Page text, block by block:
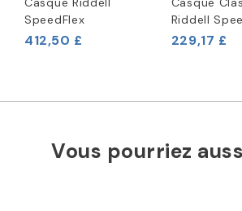
SpeedFlex
412,50 £
Riddell
229,17 £
Vous pourriez